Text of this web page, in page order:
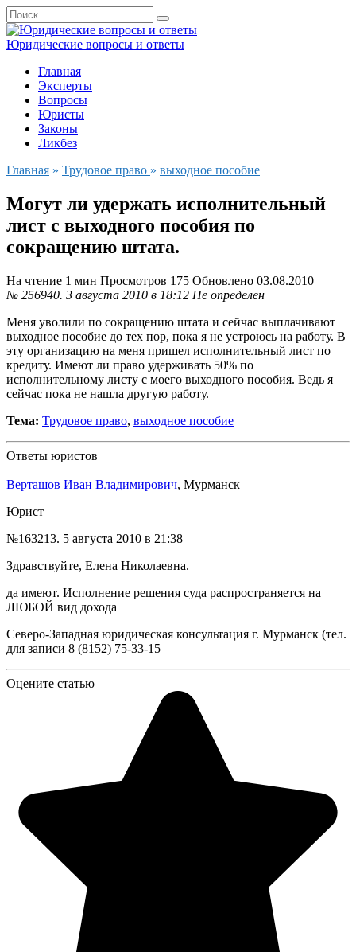
Перейти
к
содержанию
Search
for:
Юридические вопросы и ответы
Главная
Эксперты
Вопросы
Юристы
Законы
Ликбез
Главная » Трудовое право » выходное пособие
Могут ли удержать исполнительный
лист с выходного пособия по
сокращению штата.
На чтение 1 мин Просмотров 175 Обновлено 03.08.2010
№ 256940. 3 августа 2010 в 18:12 Не определен
Меня уволили по сокращению штата и сейчас выплачивают
выходное пособие до тех пор, пока я не устроюсь на работу. В
эту организацию на меня пришел исполнительный лист по
кредиту. Имеют ли право удерживать 50% по
исполнительному листу с моего выходного пособия. Ведь я
сейчас пока не нашла другую работу.
Тема: Трудовое право, выходное пособие
Ответы юристов
Верташов Иван Владимирович, Мурманск
Юрист
№163213. 5 августа 2010 в 21:38
Здравствуйте, Елена Николаевна.
да имеют. Исполнение решения суда распространяется на
ЛЮБОЙ вид дохода
Северо-Западная юридическая консультация г. Мурманск (тел.
для записи 8 (8152) 75-33-15
Оцените статью